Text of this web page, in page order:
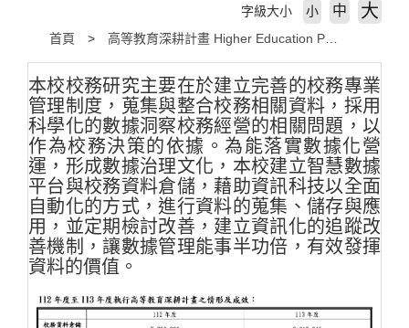
首頁 高等教育深耕計畫 Higher Education Program
字級大小 小 中 大
本校校務研究主要在於建立完善的校務專業
管理制度，蒐集與整合校務相關資料，採用
科學化的數據洞察校務經營的相關問題，以
作為校務決策的依據。為能落實數據化營
運，形成數據治理文化，本校建立智慧數據
平台與校務資料倉儲，藉助資訊科技以全面
自動化的方式，進行資料的蒐集、儲存與應
用，並定期檢討改善，建立資訊化的追蹤改
善機制，讓數據管理能事半功倍，有效發揮
資料的價值。